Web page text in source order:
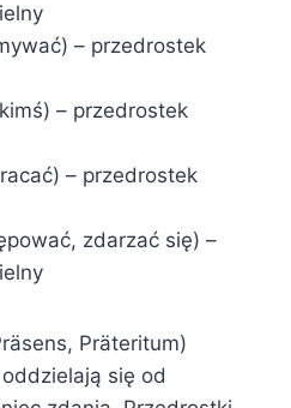
– przedrostek
– przedrostek
– przedrostek
zdarzać się) –
Präteritum)
się od